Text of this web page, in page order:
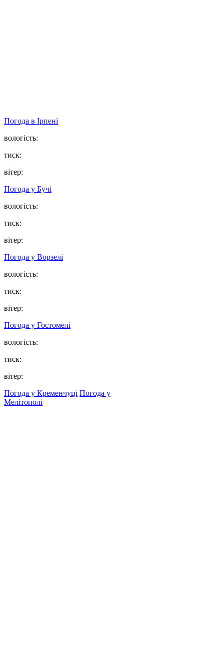
Погода в Ірпені
вологість:
тиск:
вітер:
Погода у Бучі
вологість:
тиск:
вітер:
Погода у Ворзелі
вологість:
тиск:
вітер:
Погода у Гостомелі
вологість:
тиск:
вітер:
Погода у Кременчуці Погода у
Мелітополі